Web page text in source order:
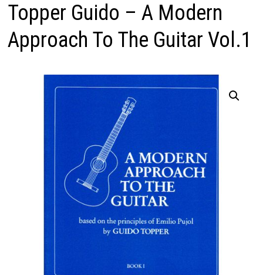
Topper Guido – A Modern
Approach To The Guitar Vol.1